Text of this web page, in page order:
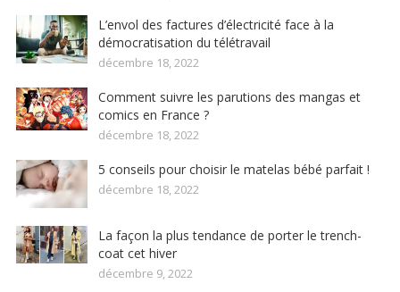
L’envol des factures d’électricité face à la
démocratisation du télétravail
décembre 18, 2022
Comment suivre les parutions des mangas et
comics en France ?
décembre 18, 2022
5 conseils pour choisir le matelas bébé parfait !
décembre 18, 2022
La façon la plus tendance de porter le trench-
coat cet hiver
décembre 9, 2022